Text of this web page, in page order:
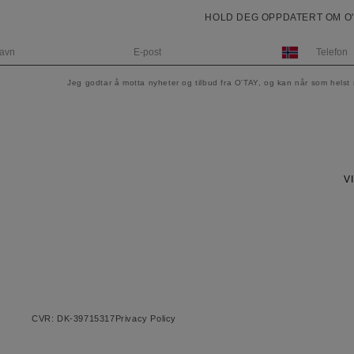
HOLD DEG OPPDATERT OM
Norway
Jeg godtar å motta nyheter og tilbud fra O'TAY, og kan når som helst
CVR: DK-39715317Privacy Policy